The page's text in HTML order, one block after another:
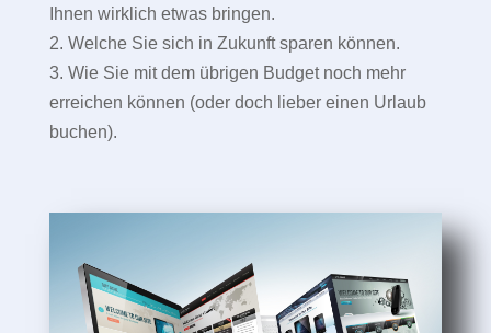
Ihnen wirklich etwas bringen.
2. Welche Sie sich in Zukunft sparen können.
3. Wie Sie mit dem übrigen Budget noch mehr
erreichen können (oder doch lieber einen Urlaub
buchen).